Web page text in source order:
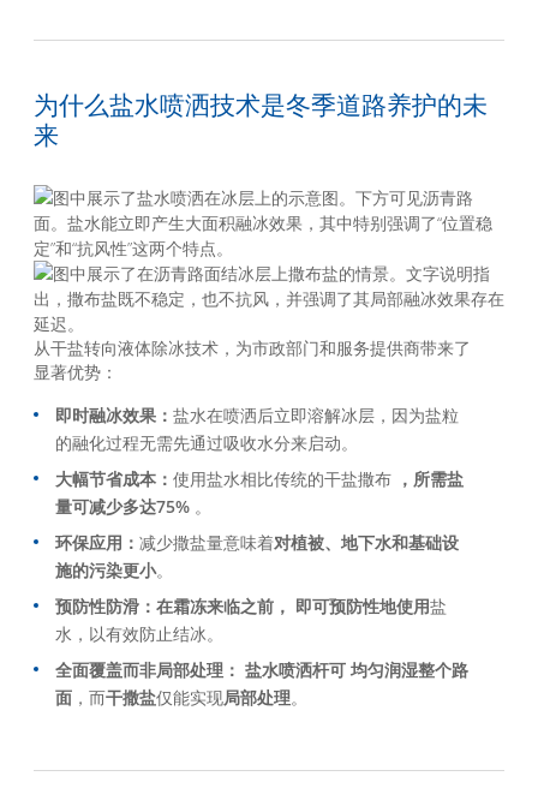
为什么盐水喷洒技术是冬季道路养护的未
来
从干盐转向液体除冰技术，为市政部门和服务提供商带来了
显著优势：
即时融冰效果：盐水在喷洒后立即溶解冰层，因为盐粒
的融化过程无需先通过吸收水分来启动。
大幅节省成本：使用盐水相比传统的干盐撒布 ，所需盐
量可减少多达75% 。
环保应用：减少撒盐量意味着对植被、地下水和基础设
施的污染更小。
预防性防滑：在霜冻来临之前， 即可预防性地使用盐
水，以有效防止结冰。
全面覆盖而非局部处理： 盐水喷洒杆可 均匀润湿整个路
面 ，而干撒盐仅能实现局部处理。